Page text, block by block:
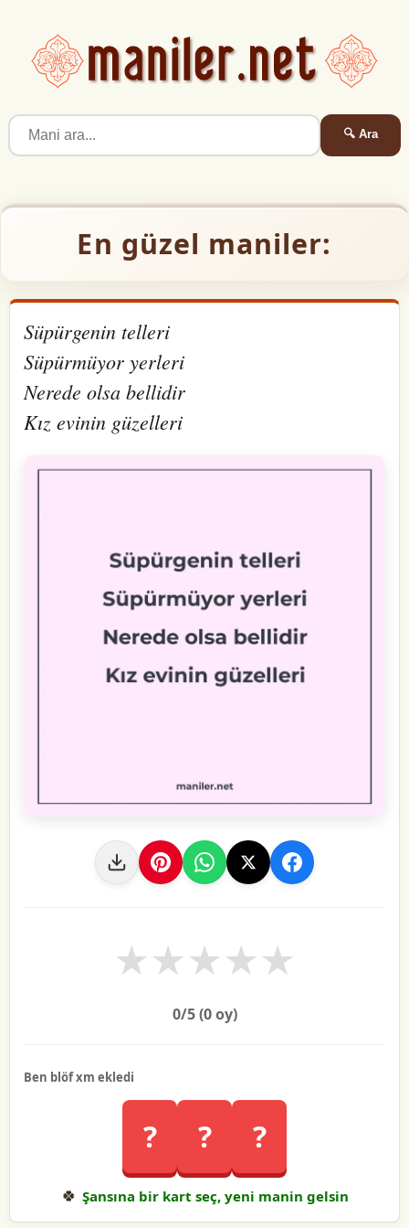
🔍 Ara
En güzel maniler:
Süpürgenin telleri
Süpürmüyor yerleri
Nerede olsa bellidir
Kız evinin güzelleri
★
★
★
★
★
0/5 (0oy)
Ben blöf xm ekledi
? ? ?
🍀 Şansına bir kart seç, yeni manin gelsin